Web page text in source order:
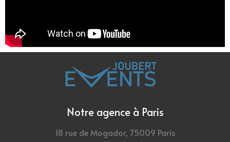
Notre agence à Paris
18 rue de Mogador, 75009 Paris